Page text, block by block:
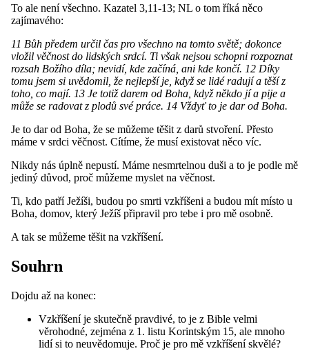
To ale není všechno. Kazatel 3,11-13; NL o tom říká něco
zajímavého:
11 Bůh předem určil čas pro všechno na tomto světě; dokonce
vložil věčnost do lidských srdcí. Ti však nejsou schopni rozpoznat
rozsah Božího díla; nevidí, kde začíná, ani kde končí. 12 Díky
tomu jsem si uvědomil, že nejlepší je, když se lidé radují a těší z
toho, co mají. 13 Je totiž darem od Boha, když někdo jí a pije a
může se radovat z plodů své práce. 14 Vždyť to je dar od Boha.
Je to dar od Boha, že se můžeme těšit z darů stvoření. Přesto
máme v srdci věčnost. Cítíme, že musí existovat něco víc.
Nikdy nás úplně nepustí. Máme nesmrtelnou duši a to je podle mě
jediný důvod, proč můžeme myslet na věčnost.
Ti, kdo patří Ježíši, budou po smrti vzkříšeni a budou mít místo u
Boha, domov, který Ježíš připravil pro tebe i pro mě osobně.
A tak se můžeme těšit na vzkříšení.
Souhrn
Dojdu až na konec:
Vzkříšení je skutečně pravdivé, to je z Bible velmi
věrohodné, zejména z 1. listu Korintským 15, ale mnoho
lidí si to neuvědomuje. Proč je pro mě vzkříšení skvělé?